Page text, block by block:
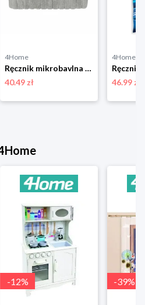
4Home
Ręcznik mikrobavlna DELUXE szary, 50 x 95 cm, 50 x 95 cm 4-Home
40.49 zł
4Home
46.99 zł
-12% -39%